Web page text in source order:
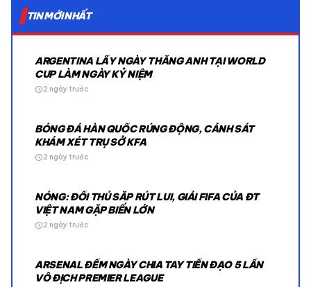
TIN MỚI NHẤT
ARGENTINA LẤY NGÀY THẮNG ANH TẠI WORLD
CUP LÀM NGÀY KỶ NIỆM
schedule2 ngày trước
BÓNG ĐÁ HÀN QUỐC RÚNG ĐỘNG, CẢNH SÁT
KHÁM XÉT TRỤ SỞ KFA
schedule2 ngày trước
NÓNG: ĐỐI THỦ SẮP RÚT LUI, GIẢI FIFA CỦA ĐT
VIỆT NAM GẶP BIẾN LỚN
schedule2 ngày trước
ARSENAL ĐẾM NGÀY CHIA TAY TIỀN ĐẠO 5 LẦN
VÔ ĐỊCH PREMIER LEAGUE